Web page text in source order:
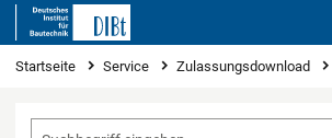
Sie sind hier
Startseite Service Zulassungsdownload